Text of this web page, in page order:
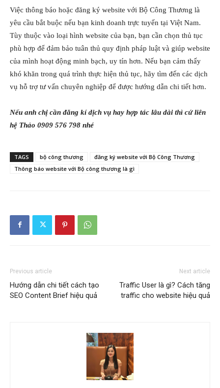
Việc thông báo hoặc đăng ký website với Bộ Công Thương là
yêu cầu bắt buộc nếu bạn kinh doanh trực tuyến tại Việt Nam.
Tùy thuộc vào loại hình website của bạn, bạn cần chọn thủ tục
phù hợp để đảm bảo tuân thủ quy định pháp luật và giúp website
của mình hoạt động minh bạch, uy tín hơn. Nếu bạn cảm thấy
khó khăn trong quá trình thực hiện thủ tục, hãy tìm đến các dịch
vụ hỗ trợ tư vấn chuyên nghiệp để được hướng dẫn chi tiết hơn.
Nếu anh chị cần đăng kí dịch vụ hay hợp tác lâu dài thì cứ liên
hệ Thảo 0909 576 798 nhé
TAGS bộ công thương
đăng ký website với Bộ Công Thương
Thông báo website với Bộ công thương là gì
Previous article
Hướng dẫn chi tiết cách tạo
SEO Content Brief hiệu quả
Next article
Traffic User là gì? Cách tăng
traffic cho website hiệu quả